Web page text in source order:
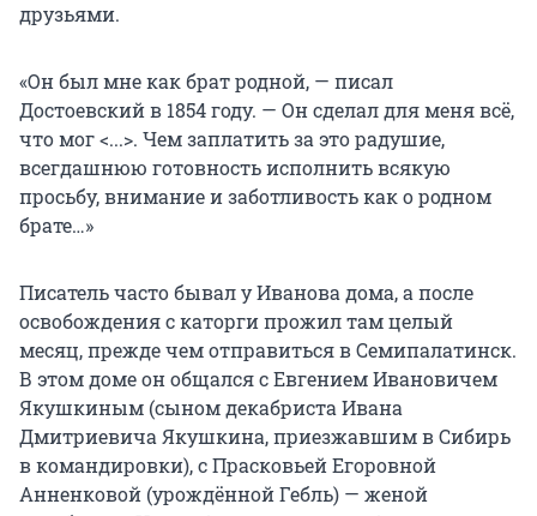
друзьями.
«Он был мне как брат родной, — писал
Достоевский в 1854 году. — Он сделал для меня всё,
что мог <...>. Чем заплатить за это радушие,
всегдашнюю готовность исполнить всякую
просьбу, внимание и заботли­вость как о родном
брате…»
Писатель часто бывал у Иванова дома, а после
освобождения с каторги прожил там целый
месяц, прежде чем отправиться в Семипалатинск.
В этом доме он общался с Евгением Ивановичем
Якушкиным (сыном декабриста Ивана
Дмитриевича Якушкина, приезжавшим в Сибирь
в командировки), с Прасковьей Егоровной
Анненковой (урождённой Гебль) — женой